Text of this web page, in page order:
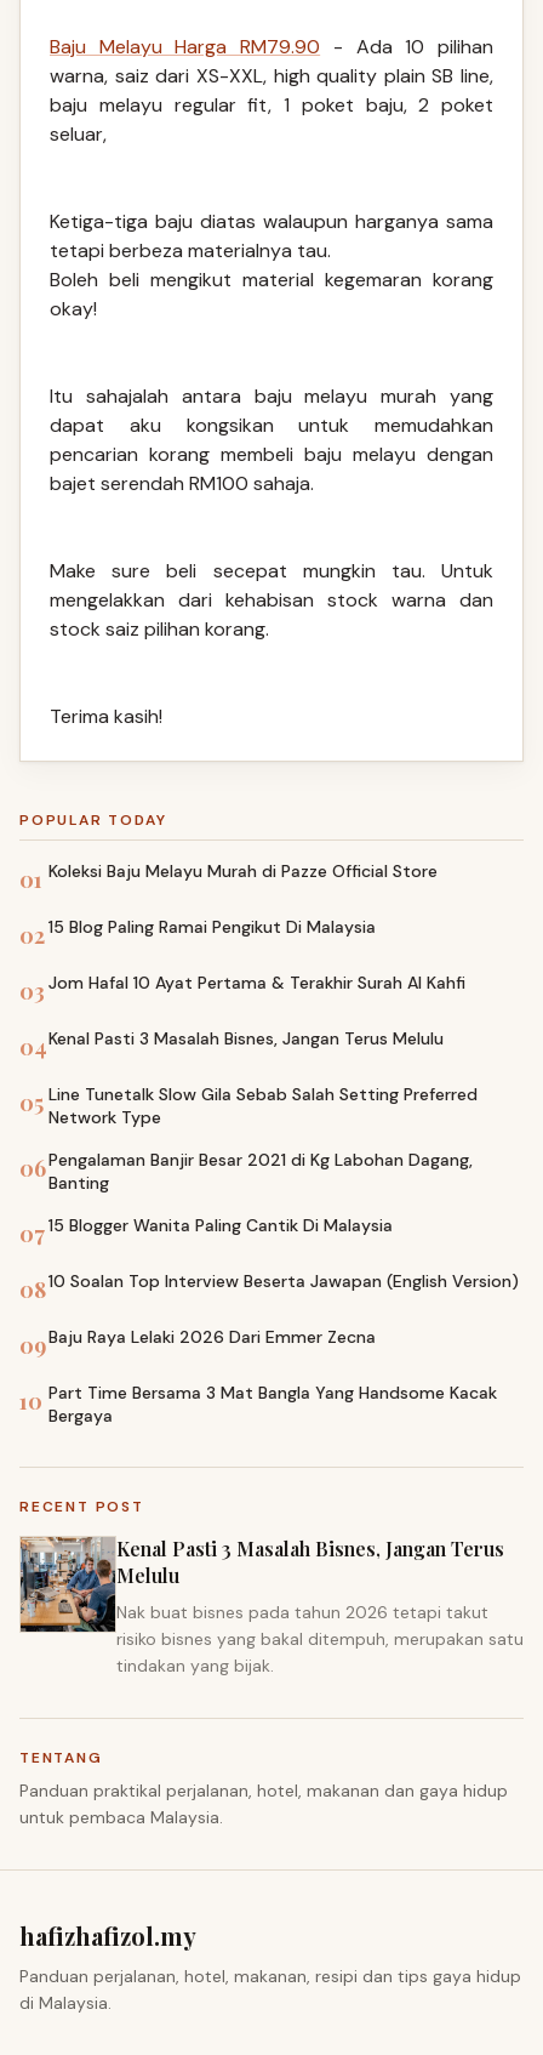
POPULAR TODAY
01 Koleksi Baju Melayu Murah di Pazze Official Store
0215 Blog Paling Ramai Pengikut Di Malaysia
03 Jom Hafal 10 Ayat Pertama & Terakhir Surah Al Kahfi
04Kenal Pasti 3 Masalah Bisnes, Jangan Terus Melulu
05 Line Tunetalk Slow Gila Sebab Salah Setting Preferred
Network Type
06Pengalaman Banjir Besar 2021 di Kg Labohan Dagang,
Banting
0715 Blogger Wanita Paling Cantik Di Malaysia
0810 Soalan Top Interview Beserta Jawapan (English Version)
09Baju Raya Lelaki 2026 Dari Emmer Zecna
10 Part Time Bersama 3 Mat Bangla Yang Handsome Kacak
Bergaya
RECENT POST
Kenal Pasti 3 Masalah Bisnes, Jangan Terus
Melulu
Nak buat bisnes pada tahun 2026 tetapi takut
risiko bisnes yang bakal ditempuh, merupakan satu
tindakan yang bijak.
TENTANG
Panduan praktikal perjalanan, hotel, makanan dan gaya hidup
untuk pembaca Malaysia.
Baju Melayu Harga RM79.90 - Ada 10 pilihan
warna, saiz dari XS-XXL, high quality plain SB line,
baju melayu regular fit, 1 poket baju, 2 poket
seluar,
Ketiga-tiga baju diatas walaupun harganya sama
tetapi berbeza materialnya tau.
Boleh beli mengikut material kegemaran korang
okay!
Itu sahajalah antara baju melayu murah yang
dapat aku kongsikan untuk memudahkan
pencarian korang membeli baju melayu dengan
bajet serendah RM100 sahaja.
Make sure beli secepat mungkin tau. Untuk
mengelakkan dari kehabisan stock warna dan
stock saiz pilihan korang.
Terima kasih!
hafizhafizol.my
Panduan perjalanan, hotel, makanan, resipi dan tips gaya hidup
di Malaysia.